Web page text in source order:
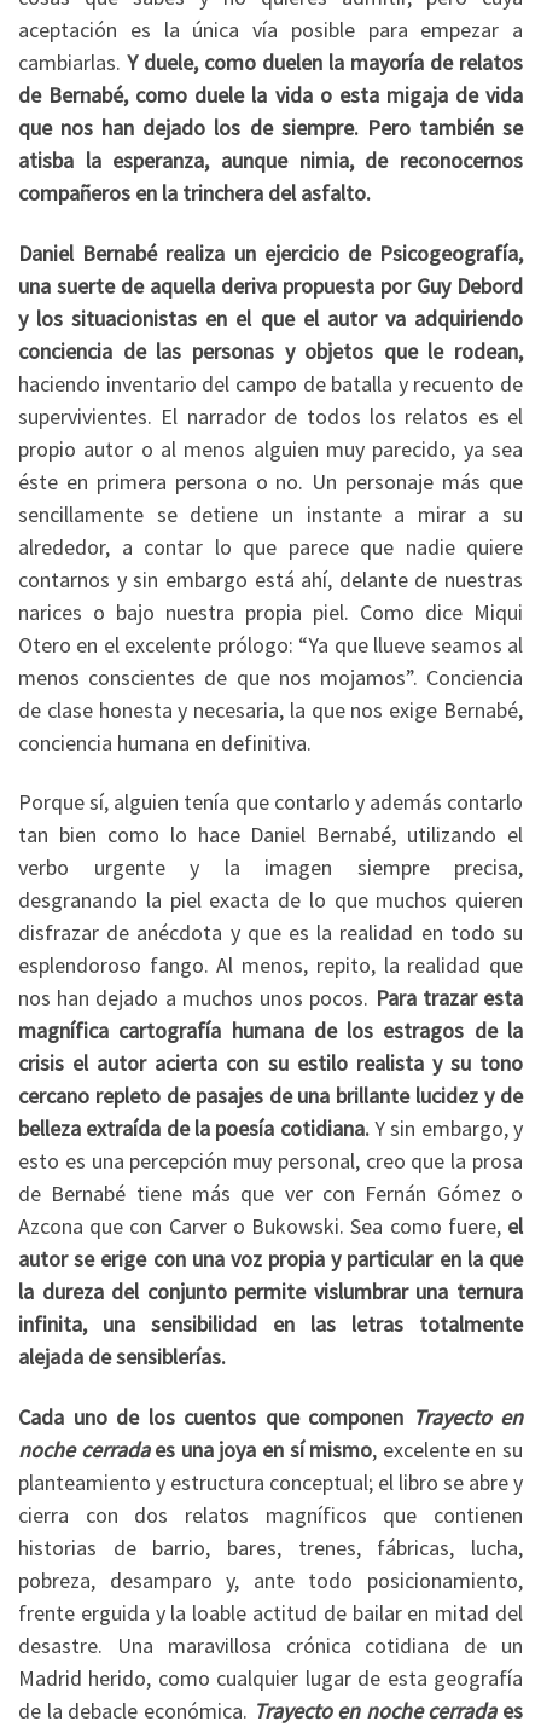
aceptación es la única vía posible para empezar a
cambiarlas. Y duele, como duelen la mayoría de relatos
de Bernabé, como duele la vida o esta migaja de vida
que nos han dejado los de siempre. Pero también se
atisba la esperanza, aunque nimia, de reconocernos
compañeros en la trinchera del asfalto.
Daniel Bernabé realiza un ejercicio de Psicogeografía,
una suerte de aquella deriva propuesta por Guy Debord
y los situacionistas en el que el autor va adquiriendo
conciencia de las personas y objetos que le rodean,
haciendo inventario del campo de batalla y recuento de
supervivientes. El narrador de todos los relatos es el
propio autor o al menos alguien muy parecido, ya sea
éste en primera persona o no. Un personaje más que
sencillamente se detiene un instante a mirar a su
alrededor, a contar lo que parece que nadie quiere
contarnos y sin embargo está ahí, delante de nuestras
narices o bajo nuestra propia piel. Como dice Miqui
Otero en el excelente prólogo: “Ya que llueve seamos al
menos conscientes de que nos mojamos”. Conciencia
de clase honesta y necesaria, la que nos exige Bernabé,
conciencia humana en definitiva.
Porque sí, alguien tenía que contarlo y además contarlo
tan bien como lo hace Daniel Bernabé, utilizando el
verbo urgente y la imagen siempre precisa,
desgranando la piel exacta de lo que muchos quieren
disfrazar de anécdota y que es la realidad en todo su
esplendoroso fango. Al menos, repito, la realidad que
nos han dejado a muchos unos pocos. Para trazar esta
magnífica cartografía humana de los estragos de la
crisis el autor acierta con su estilo realista y su tono
cercano repleto de pasajes de una brillante lucidez y de
belleza extraída de la poesía cotidiana.Y sin embargo, y
esto es una percepción muy personal, creo que la prosa
de Bernabé tiene más que ver con Fernán Gómez o
Azcona que con Carver o Bukowski. Sea como fuere, el
autor se erige con una voz propia y particular en la que
la dureza del conjunto permite vislumbrar una ternura
infinita, una sensibilidad en las letras totalmente
alejada de sensiblerías.
Cada uno de los cuentos que componen Trayecto en
noche cerradaes una joya en sí mismo, excelente en su
planteamiento y estructura conceptual; el libro se abre y
cierra con dos relatos magníficos que contienen
historias de barrio, bares, trenes, fábricas, lucha,
pobreza, desamparo y, ante todo posicionamiento,
frente erguida y la loable actitud de bailar en mitad del
desastre. Una maravillosa crónica cotidiana de un
Madrid herido, como cualquier lugar de esta geografía
de la debacle económica. Trayecto en noche cerradaes